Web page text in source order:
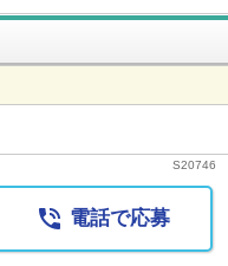
S20746
 電話で応募